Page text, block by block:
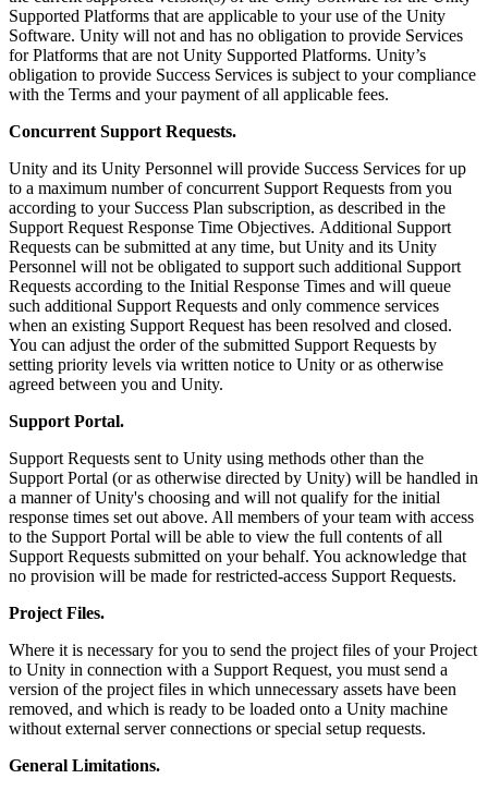
Supported Platforms that are applicable to your use of the Unity
Software. Unity will not and has no obligation to provide Services
for Platforms that are not Unity Supported Platforms. Unity’s
obligation to provide Success Services is subject to your compliance
with the Terms and your payment of all applicable fees.
Concurrent Support Requests.
Unity and its Unity Personnel will provide Success Services for up
to a maximum number of concurrent Support Requests from you
according to your Success Plan subscription, as described in the
Support Request Response Time Objectives. Additional Support
Requests can be submitted at any time, but Unity and its Unity
Personnel will not be obligated to support such additional Support
Requests according to the Initial Response Times and will queue
such additional Support Requests and only commence services
when an existing Support Request has been resolved and closed.
You can adjust the order of the submitted Support Requests by
setting priority levels via written notice to Unity or as otherwise
agreed between you and Unity.
Support Portal.
Support Requests sent to Unity using methods other than the
Support Portal (or as otherwise directed by Unity) will be handled in
a manner of Unity's choosing and will not qualify for the initial
response times set out above. All members of your team with access
to the Support Portal will be able to view the full contents of all
Support Requests submitted on your behalf. You acknowledge that
no provision will be made for restricted-access Support Requests.
Project Files.
Where it is necessary for you to send the project files of your Project
to Unity in connection with a Support Request, you must send a
version of the project files in which unnecessary assets have been
removed, and which is ready to be loaded onto a Unity machine
without external server connections or special setup requests.
General Limitations.